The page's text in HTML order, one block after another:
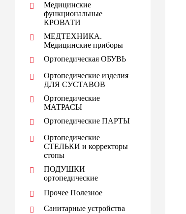
Медицинские
функциональные
КРОВАТИ
МЕДТЕХНИКА.
Медицинские приборы
Ортопедическая ОБУВЬ
Ортопедические изделия
ДЛЯ СУСТАВОВ
Ортопедические
МАТРАСЫ
Ортопедические ПАРТЫ
Ортопедические
СТЕЛЬКИ и корректоры
стопы
ПОДУШКИ
ортопедические
Прочее Полезное
Санитарные устройства